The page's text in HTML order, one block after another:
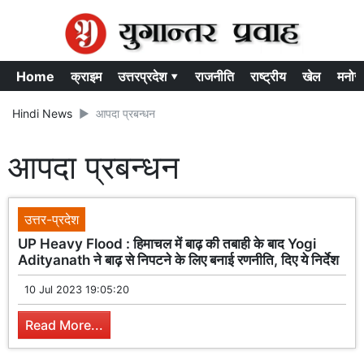
Home क्राइम उत्तरप्रदेश ▾ राजनीति राष्ट्रीय खेल
Hindi News आपदा प्रबन्धन
आपदा प्रबन्धन
उत्तर-प्रदेश
UP Heavy Flood : हिमाचल में बाढ़ की तबाही के बाद Yogi
Adityanath ने बाढ़ से निपटने के लिए बनाई रणनीति, दिए ये निर्देश
10 Jul 2023 19:05:20
Read More...